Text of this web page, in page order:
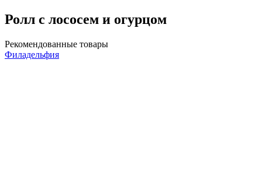
Ролл с лососем и огурцом
Рекомендованные товары
Филадельфия